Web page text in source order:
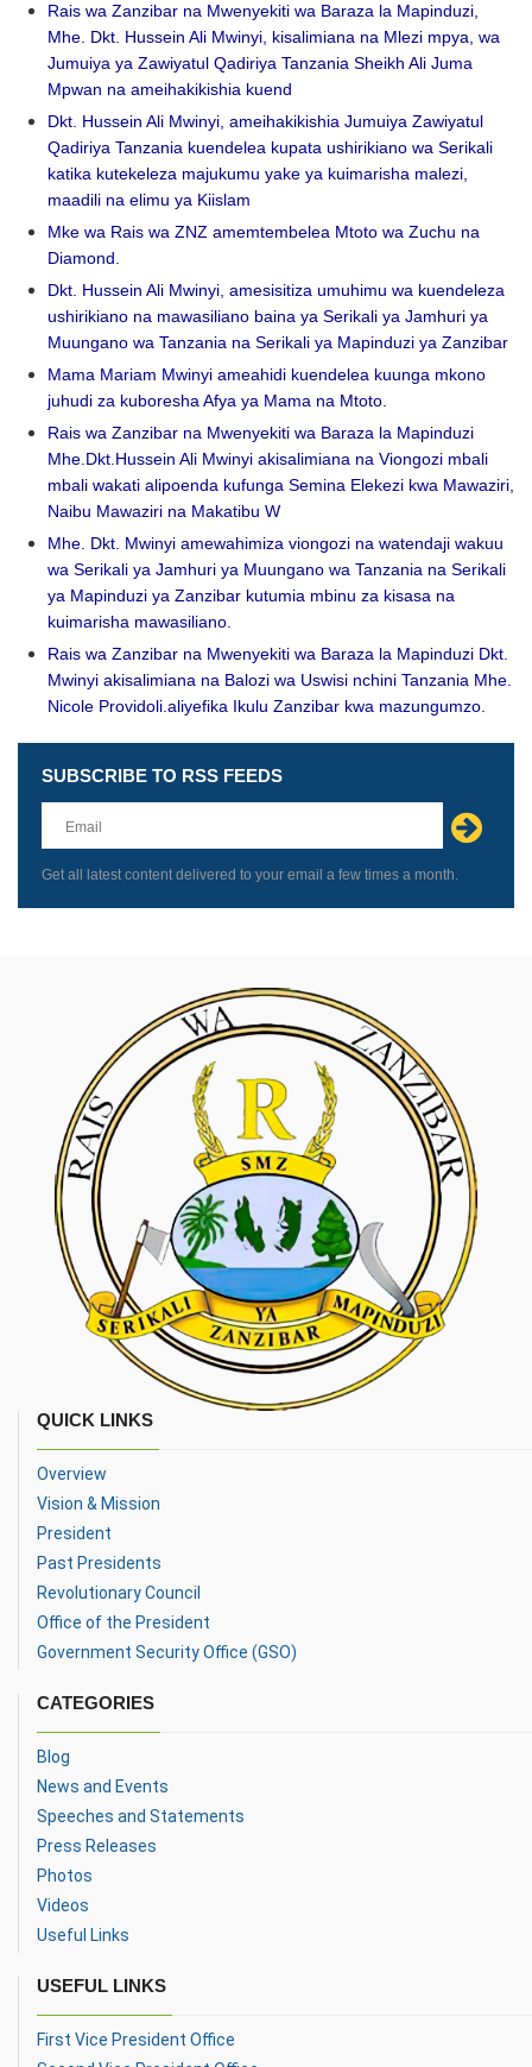
Rais wa Zanzibar na Mwenyekiti wa Baraza la Mapinduzi,
Mhe. Dkt. Hussein Ali Mwinyi, kisalimiana na Mlezi mpya, wa
Jumuiya ya Zawiyatul Qadiriya Tanzania Sheikh Ali Juma
Mpwan na ameihakikishia kuend
Dkt. Hussein Ali Mwinyi, ameihakikishia Jumuiya Zawiyatul
Qadiriya Tanzania kuendelea kupata ushirikiano wa Serikali
katika kutekeleza majukumu yake ya kuimarisha malezi,
maadili na elimu ya Kiislam
Mke wa Rais wa ZNZ amemtembelea Mtoto wa Zuchu na
Diamond.
Dkt. Hussein Ali Mwinyi, amesisitiza umuhimu wa kuendeleza
ushirikiano na mawasiliano baina ya Serikali ya Jamhuri ya
Muungano wa Tanzania na Serikali ya Mapinduzi ya Zanzibar
Mama Mariam Mwinyi ameahidi kuendelea kuunga mkono
juhudi za kuboresha Afya ya Mama na Mtoto.
Rais wa Zanzibar na Mwenyekiti wa Baraza la Mapinduzi
Mhe.Dkt.Hussein Ali Mwinyi akisalimiana na Viongozi mbali
mbali wakati alipoenda kufunga Semina Elekezi kwa Mawaziri,
Naibu Mawaziri na Makatibu W
Mhe. Dkt. Mwinyi amewahimiza viongozi na watendaji wakuu
wa Serikali ya Jamhuri ya Muungano wa Tanzania na Serikali
ya Mapinduzi ya Zanzibar kutumia mbinu za kisasa na
kuimarisha mawasiliano.
Rais wa Zanzibar na Mwenyekiti wa Baraza la Mapinduzi Dkt.
Mwinyi akisalimiana na Balozi wa Uswisi nchini Tanzania Mhe.
Nicole Providoli.aliyefika Ikulu Zanzibar kwa mazungumzo.
Leave
this
field
blank
SUBSCRIBE TO RSS FEEDS
Get all latest content delivered to your email a few times a month.
QUICK LINKS
Overview
Vision & Mission
President
Past Presidents
Revolutionary Council
Office of the President
Government Security Office (GSO)
CATEGORIES
Blog
News and Events
Speeches and Statements
Press Releases
Photos
Videos
Useful Links
USEFUL LINKS
First Vice President Office